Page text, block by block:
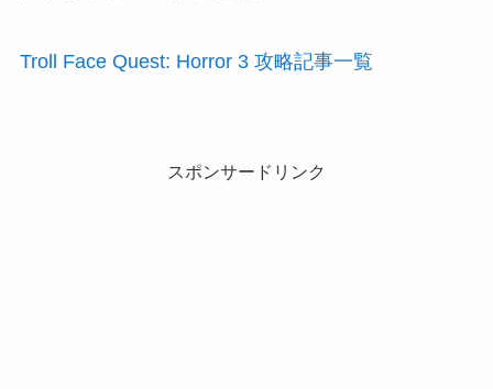
Troll Face Quest: Horror 3 攻略記事一覧
スポンサードリンク